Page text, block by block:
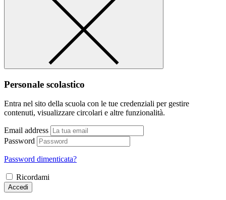
Personale scolastico
Entra nel sito della scuola con le tue credenziali per gestire
contenuti, visualizzare circolari e altre funzionalità.
Email address
Password
Password dimenticata?
Ricordami
Accedi